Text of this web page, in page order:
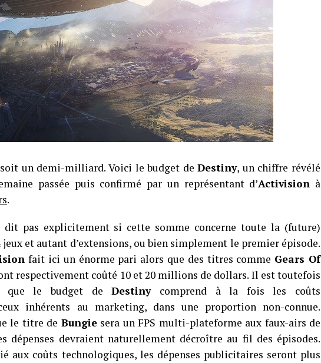
un demi-milliard. Voici le budget deDestiny, un chiffre révélé
passée puis confirmé par un représentant d’Activision à
.
dit pas explicitement si cette somme concerne toute la (future)
jeux et autant d’extensions, ou bien simplement le premier épisode.
fait ici un énorme pari alors que des titres comme Gears Of
respectivement coûté 10 et 20 millions de dollars. Il est toutefois
que le budget deDestinycomprend à la fois les coûts
inhérents au marketing, dans une proportion non-connue.
le titre de Bungiesera un FPS multi-plateforme aux faux-airs de
dépenses devraient naturellement décroître au fil des épisodes.
aux coûts technologiques, les dépenses publicitaires seront plus